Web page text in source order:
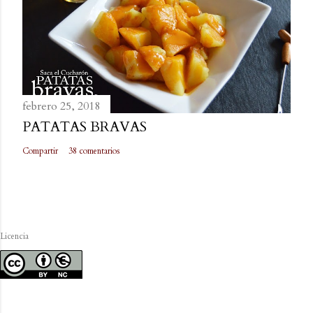
febrero 25, 2018
PATATAS BRAVAS
Compartir 38 comentarios
Licencia